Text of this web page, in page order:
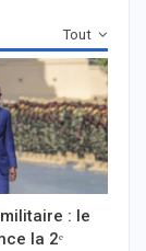
Tout
: le
la 2ᵉ